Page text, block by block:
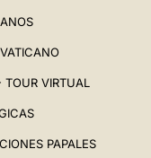
TOUR VIRTUAL
PAPALES